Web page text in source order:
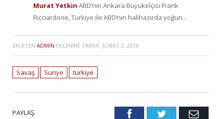
Murat Yetkin ABD’nin Ankara Büyükelçisi Frank
Ricciardone, Türkiye ile ABD’nin halihazırda yoğun...
EKLEYEN ADMIN EKLENME TARIHI: ŞUBAT 2, 2016
Savaş Suriye türkiye
PAYLAŞ. FacebookTwitter Email